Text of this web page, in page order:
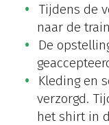
Tijdens de
naar de
De
Kleding en
verzorgd.
het shirt in